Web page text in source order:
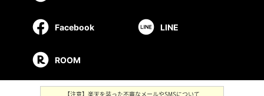
Facebook LINE
ROOM
【注意】楽天を装った不審なメールやSMSについて